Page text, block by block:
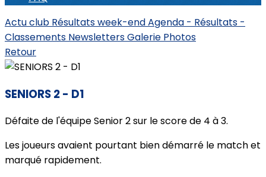
Actu club Résultats week-endAgenda - Résultats -
Classements NewslettersGalerie Photos
Retour
SENIORS 2 - D1
Défaite de l'équipe Senior 2 sur le score de 4 à 3.
Les joueurs avaient pourtant bien démarré le match et
marqué rapidement.